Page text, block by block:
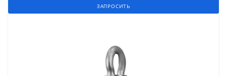
ЗАПРОСИТЬ